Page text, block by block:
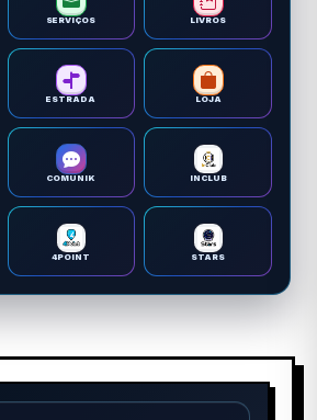
SERVIÇOS LIVROS
ESTRADA LOJA
COMUNIK INCLUB
4POINT STARS